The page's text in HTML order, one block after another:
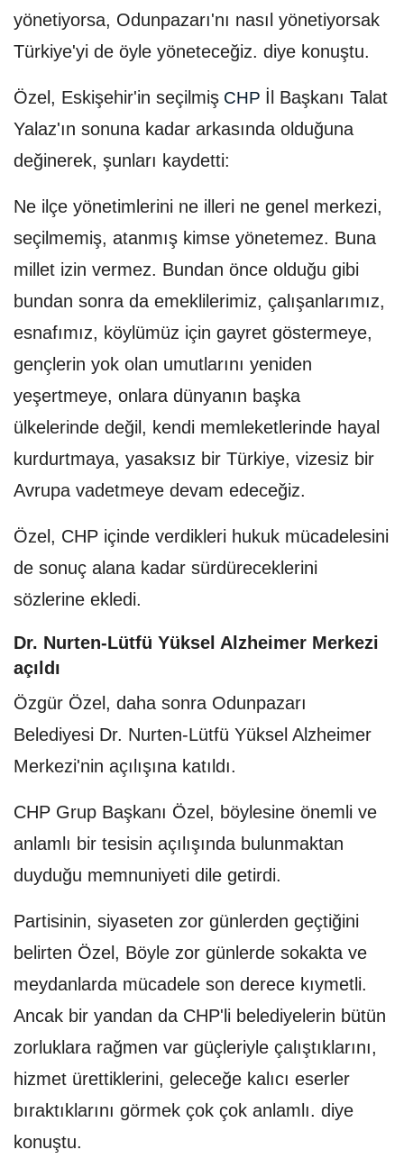
yönetiyorsa, Odunpazarı'nı nasıl yönetiyorsak
Türkiye'yi de öyle yöneteceğiz. diye konuştu.
Özel, Eskişehir'in seçilmiş CHP İl Başkanı Talat
Yalaz'ın sonuna kadar arkasında olduğuna
değinerek, şunları kaydetti:
Ne ilçe yönetimlerini ne illeri ne genel merkezi,
seçilmemiş, atanmış kimse yönetemez. Buna
millet izin vermez. Bundan önce olduğu gibi
bundan sonra da emeklilerimiz, çalışanlarımız,
esnafımız, köylümüz için gayret göstermeye,
gençlerin yok olan umutlarını yeniden
yeşertmeye, onlara dünyanın başka
ülkelerinde değil, kendi memleketlerinde hayal
kurdurtmaya, yasaksız bir Türkiye, vizesiz bir
Avrupa vadetmeye devam edeceğiz.
Özel, CHP içinde verdikleri hukuk mücadelesini
de sonuç alana kadar sürdüreceklerini
sözlerine ekledi.
Dr. Nurten-Lütfü Yüksel Alzheimer Merkezi
açıldı
Özgür Özel, daha sonra Odunpazarı
Belediyesi Dr. Nurten-Lütfü Yüksel Alzheimer
Merkezi'nin açılışına katıldı.
CHP Grup Başkanı Özel, böylesine önemli ve
anlamlı bir tesisin açılışında bulunmaktan
duyduğu memnuniyeti dile getirdi.
Partisinin, siyaseten zor günlerden geçtiğini
belirten Özel, Böyle zor günlerde sokakta ve
meydanlarda mücadele son derece kıymetli.
Ancak bir yandan da CHP'li belediyelerin bütün
zorluklara rağmen var güçleriyle çalıştıklarını,
hizmet ürettiklerini, geleceğe kalıcı eserler
bıraktıklarını görmek çok çok anlamlı. diye
konuştu.